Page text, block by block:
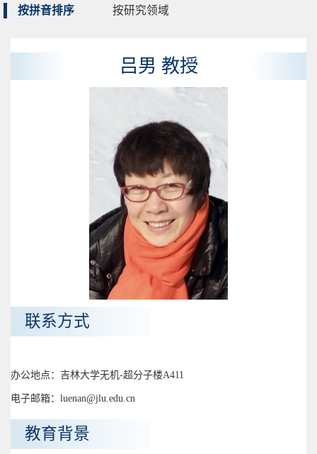
按拼音排序 按研究领域
吕男 教授
联系方式
办公地点：吉林大学无机-超分子楼A411
电子邮箱：luenan@jlu.edu.cn
教育背景